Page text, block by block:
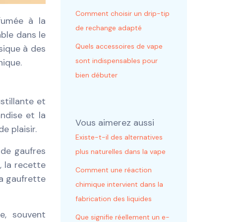
à la
dans le
à des
et
et la
plaisir.
gaufres
la recette
gaufrette
souvent
Comment choisir un drip-tip
de rechange adapté
Quels accessoires de vape
sont indispensables pour
bien débuter
Vous aimerez aussi
Existe-t-il des alternatives
plus naturelles dans la vape
Comment une réaction
chimique intervient dans la
fabrication des liquides
Que signifie réellement un e-